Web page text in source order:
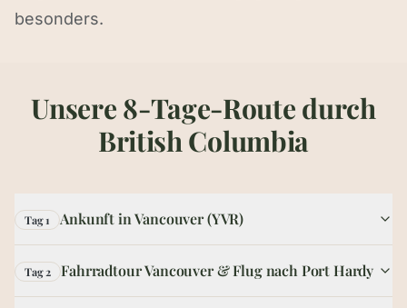
besonders.
Unsere 8-Tage-Route durch
British Columbia
Tag 1 Ankunft in Vancouver (YVR)
Tag 2 Fahrradtour Vancouver & Flug nach Port Hardy